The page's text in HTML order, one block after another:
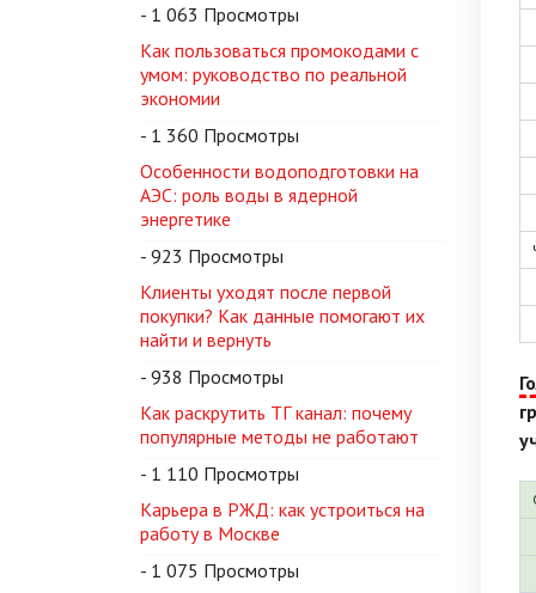
- 1 063 Просмотры
Как пользоваться промокодами с
умом: руководство по реальной
экономии
- 1 360 Просмотры
Особенности водоподготовки на
АЭС: роль воды в ядерной
энергетике
- 923 Просмотры
Клиенты уходят после первой
покупки? Как данные помогают их
найти и вернуть
- 938 Просмотры
Как раскрутить ТГ канал: почему
популярные методы не работают
- 1 110 Просмотры
Карьера в РЖД: как устроиться на
работу в Москве
- 1 075 Просмотры